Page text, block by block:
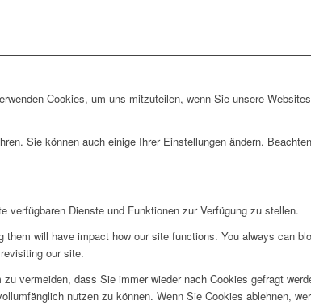
Cookies, um uns mitzuteilen, wenn Sie unsere
Sie können auch einige Ihrer Einstellungen ändern.
verfügbaren Dienste und Funktionen zur Verfügung zu stellen.
will have impact how our site functions. You always can
our site.
vermeiden, dass Sie immer wieder nach Cookies gefragt
nutzen zu können. Wenn Sie Cookies ablehnen,